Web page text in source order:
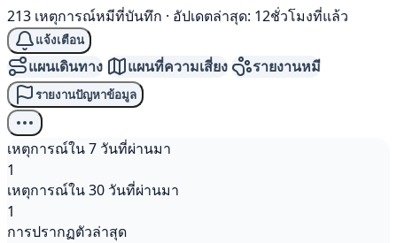
213 เหตุการณ์หมีที่บันทึก · อัปเดตล่าสุด: 12ชั่วโมงที่แล้ว
แจ้งเตือน
แผนเดินทาง แผนที่ความเสี่ยง รายงานหมี
รายงานปัญหาข้อมูล
เหตุการณ์ใน 7 วันที่ผ่านมา
1
เหตุการณ์ใน 30 วันที่ผ่านมา
1
การปรากฏตัวล่าสุด